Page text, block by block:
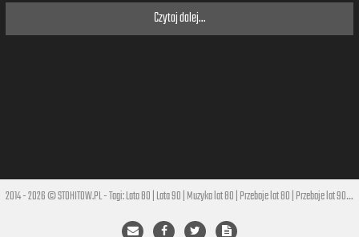
Czytaj dalej...
2014 - 2026 © STOHITOW.PL - Tagi:Lata 80|Lata 90|Muzyka lat 80|Przeboje lat 80|Przeboje lat 90|